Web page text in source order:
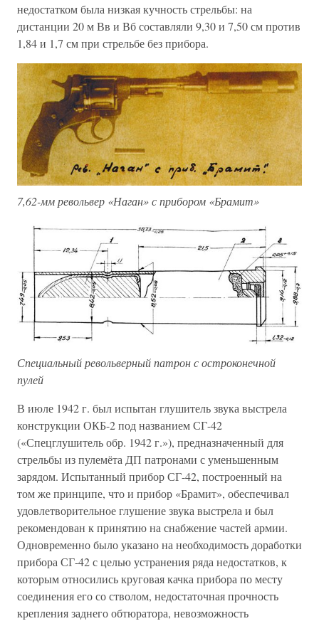
недостатком была низкая кучность стрельбы: на
дистанции 20 м Вв и Вб составляли 9,30 и 7,50 см против
1,84 и 1,7 см при стрельбе без прибора.
7,62-мм револьвер «Наган» с прибором «Брамит»
Специальный револьверный патрон с остроконечной
пулей
В июле 1942 г. был испытан глушитель звука выстрела
конструкции ОКБ-2 под названием СГ-42
(«Спецглушитель обр. 1942 г.»), предназначенный для
стрельбы из пулемёта ДП патронами с уменьшенным
зарядом. Испытанный прибор СГ-42, построенный на
том же принципе, что и прибор «Брамит», обеспечивал
удовлетворительное глушение звука выстрела и был
рекомендован к принятию на снабжение частей армии.
Одновременно было указано на необходимость доработки
прибора СГ-42 с целью устранения ряда недостатков, к
которым относились круговая качка прибора по месту
соединения его со стволом, недостаточная прочность
крепления заднего обтюратора, невозможность